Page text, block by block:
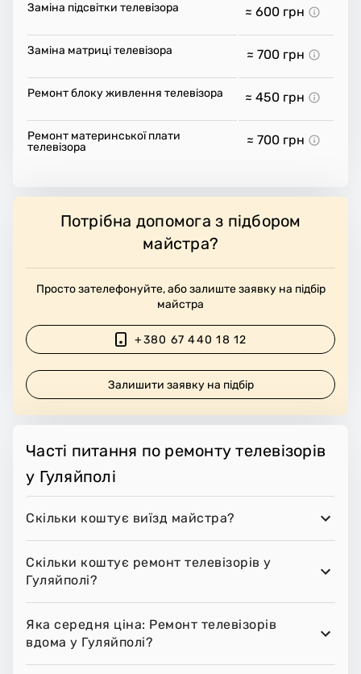
Заміна підсвітки телевізора ≈ 600 грн
Заміна матриці телевізора ≈ 700 грн
Ремонт блоку живлення телевізора ≈ 450 грн
Ремонт материнської плати
телевізора
≈ 700 грн
Потрібна допомога з підбором
майстра?
Просто зателефонуйте, або залиште заявку на підбір
майстра
+380 67 440 18 12
Залишити заявку на підбір
Часті питання по ремонту телевізорів
у Гуляйполі
Скільки коштує виїзд майстра?
Скільки коштує ремонт телевізорів у
Гуляйполі?
Яка середня ціна: Ремонт телевізорів
вдома у Гуляйполі?